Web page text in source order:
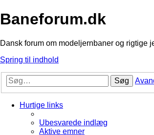
Baneforum.dk
Dansk forum om modeljernbaner og rigtige
Spring til indhold
Søg
Hurtige links
Ubesvarede indlæg
Aktive emner